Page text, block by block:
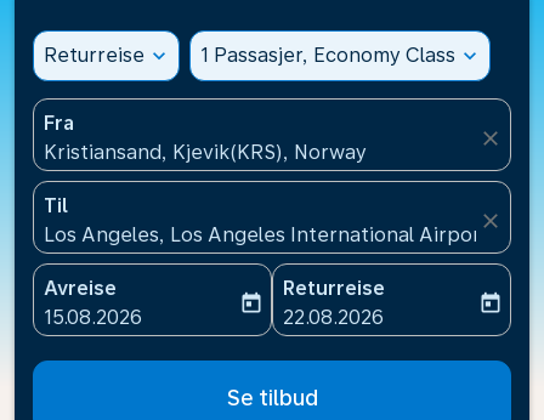
Returreise expand_more 1 Passasjer, Economy Class expand_more
Fra
Kristiansand, Kjevik(KRS), Norway
close
Til
Los Angeles, Los Angeles International
close
Avreise
fc-booking-departure-date-aria-label
15.08.2026
today
Returreise
fc-booking-return-date-
22.08.2026
today
Se tilbud